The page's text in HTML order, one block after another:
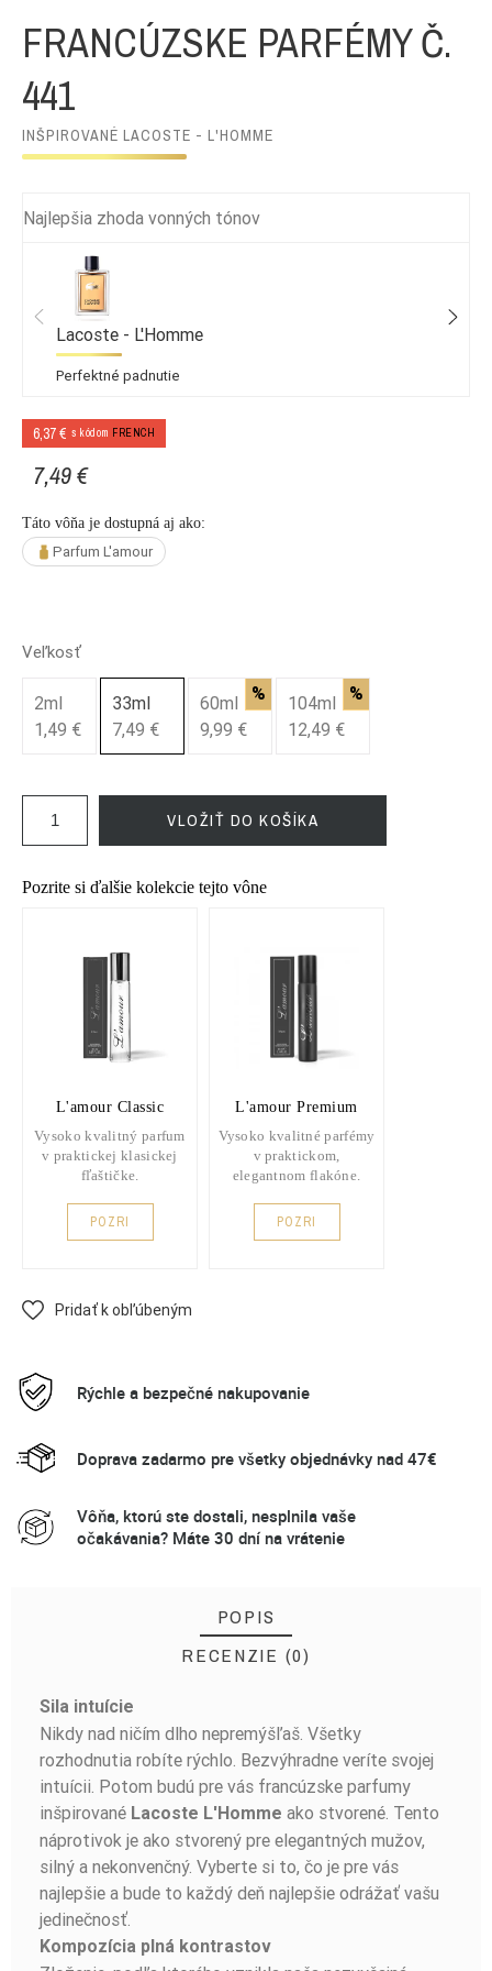
FRANCÚZSKE PARFÉMY Č.
441
INŠPIROVANÉ LACOSTE - L'HOMME
Najlepšia zhoda vonných tónov
Lacoste - L'Homme
Perfektné padnutie
6,37 € s kódom FRENCH
7,49 €
Táto vôňa je dostupná aj ako:
Parfum L'amour
Veľkosť
2ml
1,49 €
33ml
7,49 €
60ml %
9,99 €
104ml %
12,49 €
VLOŽIŤ DO KOŠÍKA
Pozrite si ďalšie kolekcie tejto vône
L'amour Classic
Vysoko kvalitný parfum
v praktickej klasickej
fľaštičke.
POZRI
L'amour Premium
Vysoko kvalitné parfémy
v praktickom,
elegantnom flakóne.
POZRI
Pridať k obľúbeným
Rýchle a bezpečné nakupovanie
Doprava zadarmo pre všetky objednávky nad 47€
Vôňa, ktorú ste dostali, nesplnila vaše
očakávania? Máte 30 dní na vrátenie
POPIS
RECENZIE (0)
Sila intuície
Nikdy nad ničím dlho nepremýšľaš. Všetky
rozhodnutia robíte rýchlo. Bezvýhradne veríte svojej
intuícii. Potom budú pre vás francúzske parfumy
inšpirované Lacoste L'Homme ako stvorené. Tento
náprotivok je ako stvorený pre elegantných mužov,
silný a nekonvenčný. Vyberte si to, čo je pre vás
najlepšie a bude to každý deň najlepšie odrážať vašu
jedinečnosť.
Kompozícia plná kontrastov
BUĎTE PRVÝ, KTO NAPÍŠE RECENZIU!